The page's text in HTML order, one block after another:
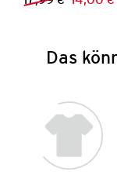
Neuer
Das